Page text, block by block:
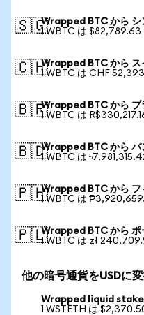
🇸🇬Wrapped BTC から シ
1 WBTC は $82,789.63
🇨🇭Wrapped BTC から ス
1 WBTC は CHF
🇧🇷Wrapped BTC から ブ
1 WBTC は
🇧🇩Wrapped BTC から バ
1 WBTC は
🇵🇭Wrapped BTC から フ
1 WBTC は
🇵🇱Wrapped BTC から ポ
1 WBTC は zł
他の暗号通貨をUSDに
Wrapped liquid
1 WSTETH は